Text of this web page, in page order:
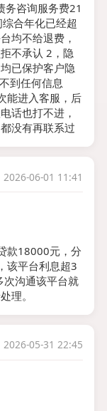
咨询服务费21
合年化已经超
均不给退费，
不承认 2，隐
已保护客户隐
到任何信息
能进入客服，后
话也打不进，
没有再联系过
2026-06-01 11:41
款18000元，分
该平台利息超3
沟通该平台就
理。
2026-05-31 22:45